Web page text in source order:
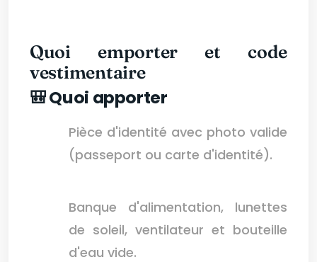
Quoi emporter et code
vestimentaire
🎒 Quoi apporter
Pièce d'identité avec photo valide
(passeport ou carte d'identité).
Banque d'alimentation, lunettes
de soleil, ventilateur et bouteille
d'eau vide.